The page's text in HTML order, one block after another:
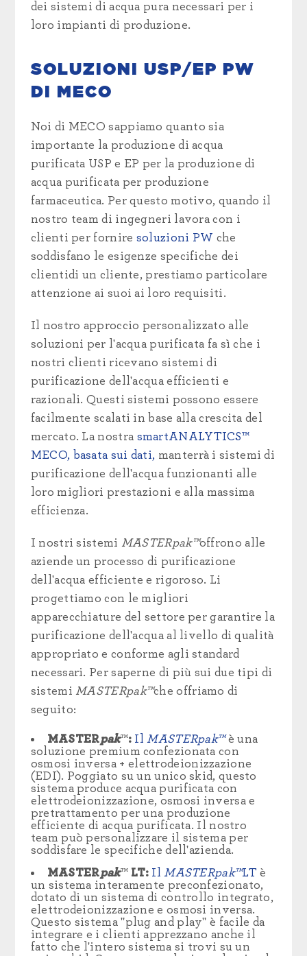
dei sistemi di acqua pura necessari per i
loro impianti di produzione.
SOLUZIONI USP/EP PW
DI MECO
Noi di MECO sappiamo quanto sia
importante la produzione di acqua
purificata USP e EP per la produzione di
acqua purificata per produzione
farmaceutica. Per questo motivo, quando il
nostro team di ingegneri lavora con i
clienti per fornire soluzioni PW che
soddisfano le esigenze specifiche dei
clientidi un cliente, prestiamo particolare
attenzione ai suoi ai loro requisiti.
Il nostro approccio personalizzato alle
soluzioni per l'acqua purificata fa sì che i
nostri clienti ricevano sistemi di
purificazione dell'acqua efficienti e
razionali. Questi sistemi possono essere
facilmente scalati in base alla crescita del
mercato. La nostra smartANALYTICS™
MECO, basata sui dati, manterrà i sistemi di
purificazione dell'acqua funzionanti alle
loro migliori prestazioni e alla massima
efficienza.
I nostri sistemi MASTERpak™offrono alle
aziende un processo di purificazione
dell'acqua efficiente e rigoroso. Li
progettiamo con le migliori
apparecchiature del settore per garantire la
purificazione dell'acqua al livello di qualità
appropriato e conforme agli standard
necessari. Per saperne di più sui due tipi di
sistemi MASTERpak™che offriamo di
seguito:
MASTERpak™: IlMASTERpak™ è una
soluzione premium confezionata con
osmosi inversa + elettrodeionizzazione
(EDI). Poggiato su un unico skid, questo
sistema produce acqua purificata con
elettrodeionizzazione, osmosi inversa e
pretrattamento per una produzione
efficiente di acqua purificata. Il nostro
team può personalizzare il sistema per
soddisfare le specifiche dell'azienda.
MASTERpak™ LT: IlMASTERpak™LT è
un sistema interamente preconfezionato,
dotato di un sistema di controllo integrato,
elettrodeionizzazione e osmosi inversa.
Questo sistema "plug and play" è facile da
integrare e i clienti apprezzano anche il
fatto che l'intero sistema si trovi su un